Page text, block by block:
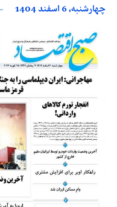
چهارشنبه، 6 اسفند 1404